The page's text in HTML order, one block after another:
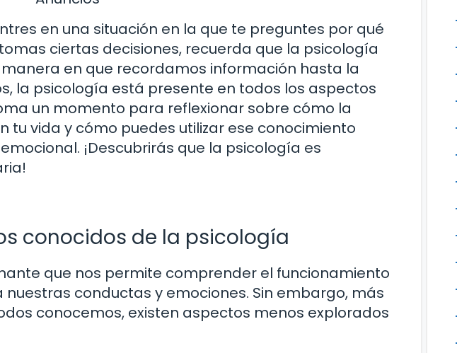
en una situación en la que te preguntes por qué
ciertas decisiones, recuerda que la psicología
en que recordamos información hasta la
la psicología está presente en todos los aspectos
un momento para reflexionar sobre cómo la
tu vida y cómo puedes utilizar ese conocimiento
¡Descubrirás que la psicología es
conocidos de la psicología
que nos permite comprender el funcionamiento
conductas y emociones. Sin embargo, más
conocemos, existen aspectos menos explorados